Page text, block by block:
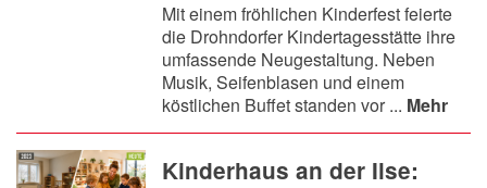
Mit einem fröhlichen Kinderfest feierte
die Drohndorfer Kindertagesstätte ihre
umfassende Neugestaltung. Neben
Musik, Seifenblasen und einem
köstlichen Buffet standen vor ... Mehr
Kinderhaus an der Ilse: